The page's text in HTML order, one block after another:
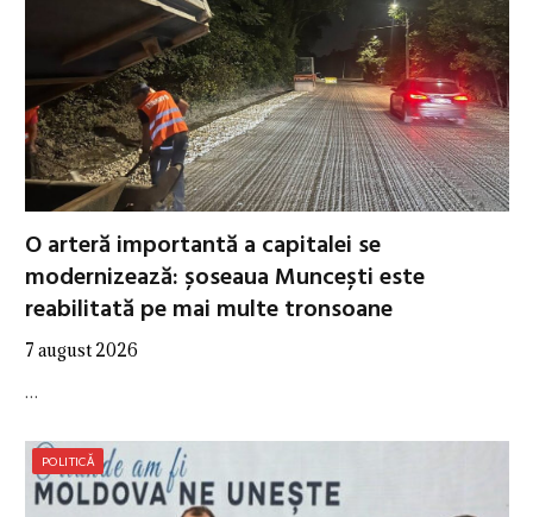
O arteră importantă a capitalei se
modernizează: șoseaua Muncești este
reabilitată pe mai multe tronsoane
7 august 2026
…
POLITICĂ